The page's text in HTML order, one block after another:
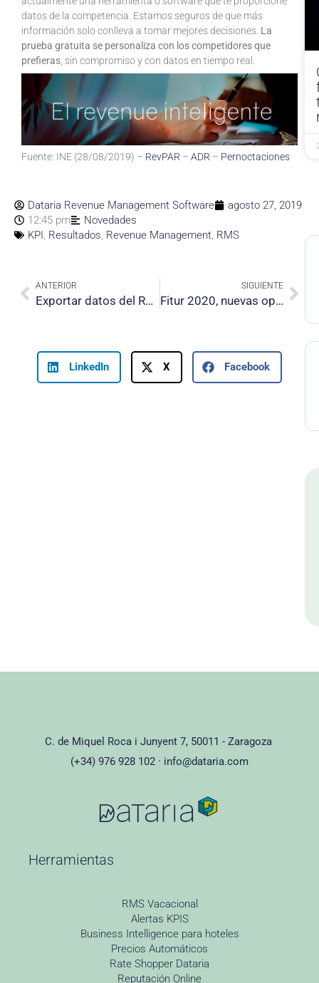
datos de la competencia. Estamos seguros de que más
información solo conlleva a tomar mejores decisiones. La
prueba gratuita se personaliza con los competidores que
prefieras , sin compromiso y con datos en tiempo real.
Fuente: INE (28/08/2019) – RevPAR – ADR – Pernoctaciones
Dataria Revenue Management Software
agosto 27, 2019
12:45 pm
Novedades
KPI, Resultados, Revenue Management, RMS
ANTERIOR
Exportar datos del Rate Shopper
SIGUIENTE
Fitur 2020, nuevas oportunidades para tu negocio
LinkedIn X Facebook
C. de Miquel Roca i Junyent 7, 50011 - Zaragoza
(+34) 976 928 102 · info@dataria.com
Herramientas
RMS Vacacional
Alertas KPIS
Business Intelligence para hoteles
Precios Automáticos
Rate Shopper Dataria
Reputación Online